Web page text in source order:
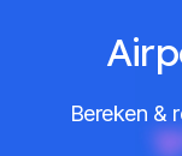
Bereken &